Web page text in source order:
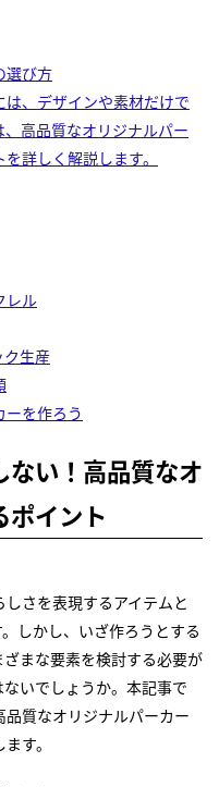
選び方
、デザインや素材だけで
高品質なオリジナルパー
詳しく解説します。
レル
ク生産
ーを作ろう
ない！高品質なオ
ポイント
さを表現するアイテムと
しかし、いざ作ろうとする
まな要素を検討する必要が
いでしょうか。本記事で
質なオリジナルパーカー
す。